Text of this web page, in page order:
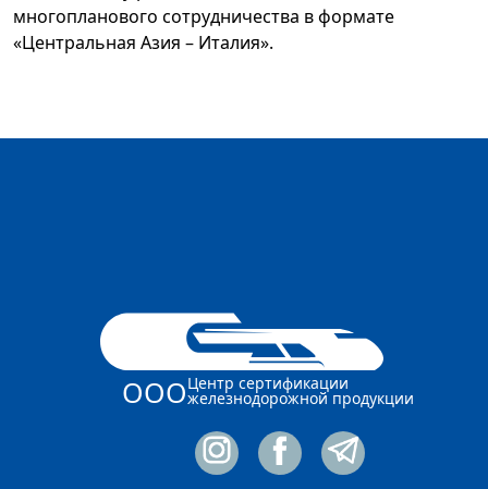
многопланового сотрудничества в формате
«Центральная Азия – Италия».
ОООЦентр сертификации
железнодорожной продукции